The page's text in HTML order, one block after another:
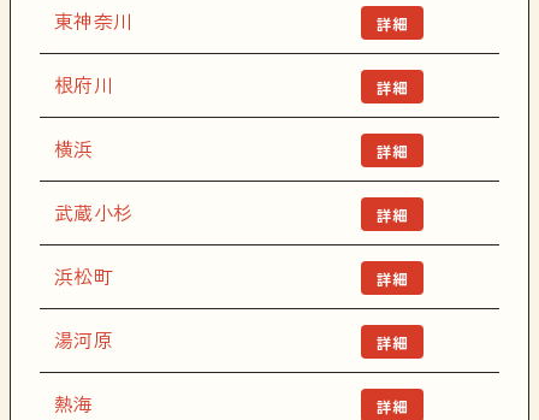
東神奈川 詳細
根府川 詳細
横浜 詳細
武蔵小杉 詳細
浜松町 詳細
湯河原 詳細
熱海 詳細